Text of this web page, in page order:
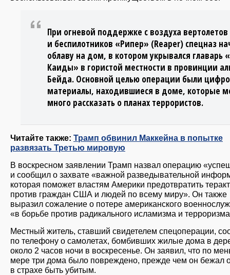
При огневой поддержке с воздуха вертолетов
и беспилотников «Рипер» (Reaper) спецназ
облаву на дом, в котором укрывался главарь
Каиды» в гористой местности в провинции
Бейда. Основной целью операции были
материалы, находившиеся в доме, которые
много рассказать о планах террористов.
Читайте также: Трамп обвинил Маккейна в попытке
развязать Третью мировую
В воскресном заявлении Трамп назвал операцию
и сообщил о захвате «важной разведывательной
которая поможет властям Америки предотвратить
против граждан США и людей по всему миру». Он также
выразил сожаление о потере американского
«в борьбе против радикального исламизма и
Местный житель, ставший свидетелем спецоперации,
по телефону о самолетах, бомбивших жилые дома в
около 2 часов ночи в воскресенье. Он заявил, что по
мере три дома было повреждено, прежде чем он бежал
в страхе быть убитым.